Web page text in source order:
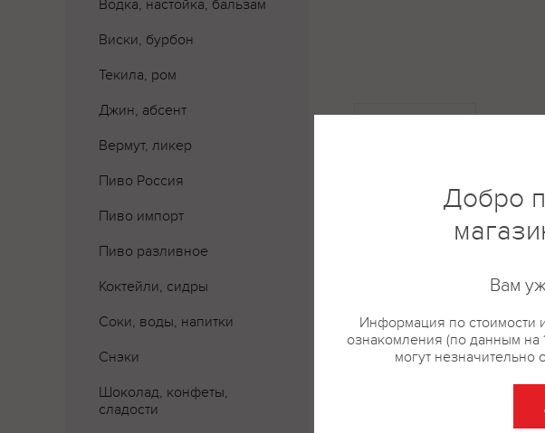
Водка, настойка, бальзам
Виски, бурбон
Текила, ром
Джин, абсент
Вермут, ликер
Пиво Россия
Пиво импорт
Пиво разливное
Коктейли, сидры
Соки, воды, напитки
Снэки
Шоколад, конфеты,
сладости
Где купить?
Добро
Вам
Информация по стоимости
ознакомления (по данным
могут незначительно